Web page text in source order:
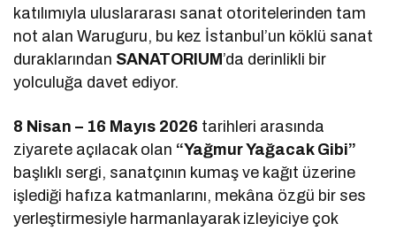
katılımıyla uluslararası sanat otoritelerinden tam
not alan Waruguru, bu kez İstanbul’un köklü sanat
duraklarından SANATORIUM’da derinlikli bir
yolculuğa davet ediyor.
8 Nisan – 16 Mayıs 2026 tarihleri arasında
ziyarete açılacak olan “Yağmur Yağacak Gibi”
başlıklı sergi, sanatçının kumaş ve kağıt üzerine
işlediği hafıza katmanlarını, mekâna özgü bir ses
yerleştirmesiyle harmanlayarak izleyiciye çok